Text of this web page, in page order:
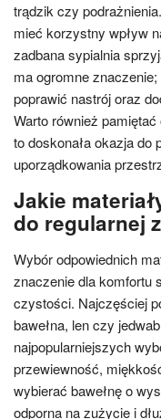
trądzik czy
mieć korzystny wpływ
zadbana sypialnia
ma ogromne
poprawić nastrój oraz
Warto również
to doskonała okazja do
uporządkowania
Jakie
do regularnej
Wybór odpowiednich
znaczenie dla komfortu
czystości. Najczęściej
bawełna, len czy
najpopularniejszych
przewiewność,
wybierać bawełnę o
odporna na zużycie i